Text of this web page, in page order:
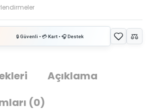
Açıklama
(0)